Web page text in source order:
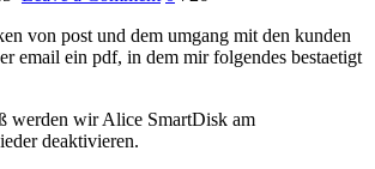
alice
lernts
von post und dem umgang mit den kunden
email ein pdf, in dem mir folgendes bestaetigt
werden wir Alice SmartDisk am
deaktivieren.